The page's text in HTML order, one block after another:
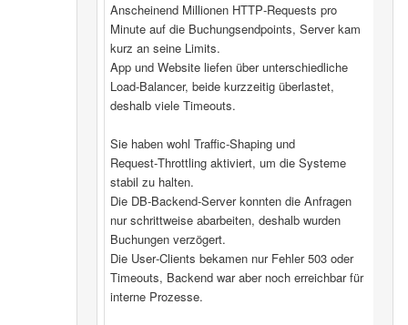
Anscheinend Millionen HTTP‑Requests pro
Minute auf die Buchungsendpoints, Server kam
kurz an seine Limits.
App und Website liefen über unterschiedliche
Load‑Balancer, beide kurzzeitig überlastet,
deshalb viele Timeouts.
Sie haben wohl Traffic‑Shaping und
Request‑Throttling aktiviert, um die Systeme
stabil zu halten.
Die DB‑Backend-Server konnten die Anfragen
nur schrittweise abarbeiten, deshalb wurden
Buchungen verzögert.
Die User‑Clients bekamen nur Fehler 503 oder
Timeouts, Backend war aber noch erreichbar für
interne Prozesse.